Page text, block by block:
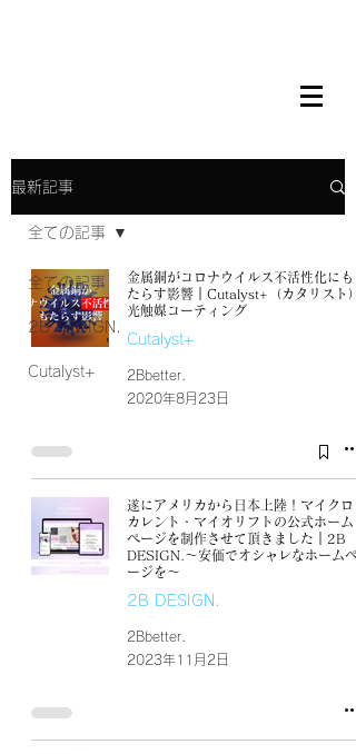
最新記事
全ての記事
2B DESIGN.
Cutalyst+
全ての記事
金属銅がコロナウイルス不活性化にも
たらす影響｜Cutalyst+（カタリスト）
光触媒コーティング
Cutalyst+
2Bbetter.
2020年8月23日
遂にアメリカから日本上陸！マイクロ
カレント・マイオリフトの公式ホーム
ページを制作させて頂きました｜2B
DESIGN.〜安価でオシャレなホームペ
ージを〜
2B DESIGN.
2Bbetter.
2023年11月2日